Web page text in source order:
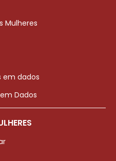
Mulheres
em dados
Dados